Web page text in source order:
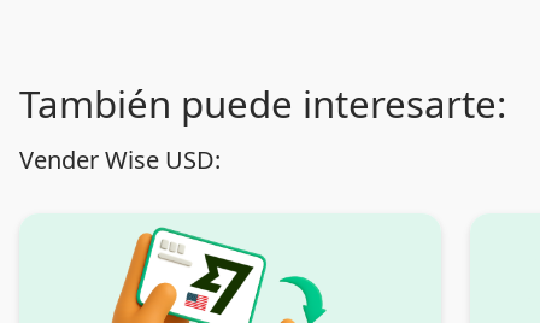
También puede interesarte:
Vender Wise USD: